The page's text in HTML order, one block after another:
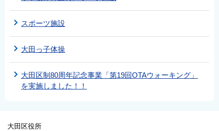
スポーツ施設
大田っ子体操
大田区制80周年記念事業「第19回OTAウォーキング」
を実施しました！！
大田区役所